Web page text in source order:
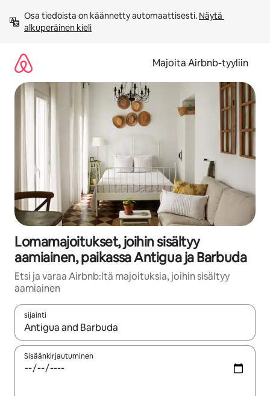
sisältö
väliin
Osa tiedoista on käännetty automaattisesti. Näytä
alkuperäinen kieli
Majoita Airbnb-tyyliin
Lomamajoitukset, joihin sisältyy
aamiainen, paikassa Antigua ja Barbuda
Etsi ja varaa Airbnb:ltä majoituksia, joihin sisältyy
aamiainen
sijainti
Kun tulokset ovat saatavilla, navigoi ylös- ja alas-
Sisäänkirjautuminen